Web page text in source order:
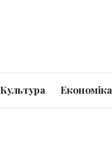
Культура Економіка